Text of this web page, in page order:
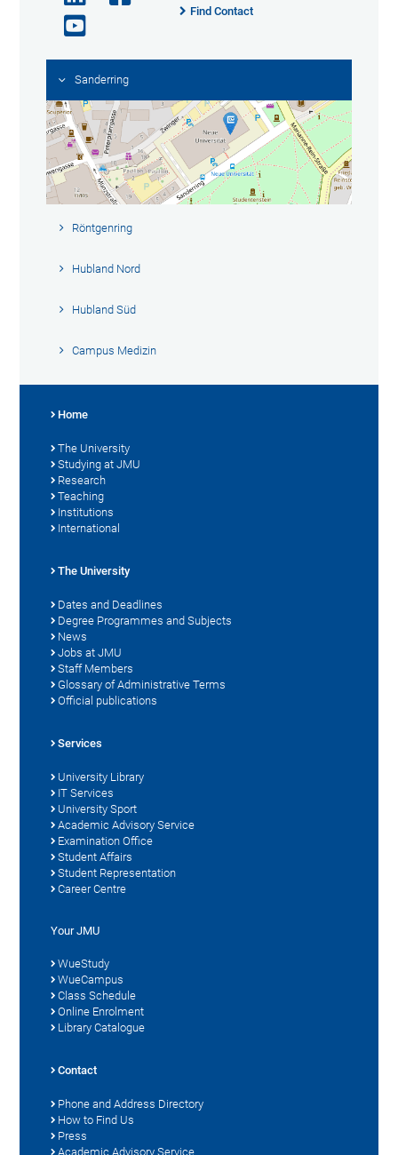
Find Contact
Sanderring
Röntgenring
Hubland Nord
Hubland Süd
Campus Medizin
Home
The University
Studying at JMU
Research
Teaching
Institutions
International
The University
Dates and Deadlines
Degree Programmes and Subjects
News
Jobs at JMU
Staff Members
Glossary of Administrative Terms
Official publications
Services
University Library
IT Services
University Sport
Academic Advisory Service
Examination Office
Student Affairs
Student Representation
Career Centre
Your JMU
WueStudy
WueCampus
Class Schedule
Online Enrolment
Library Catalogue
Contact
Phone and Address Directory
How to Find Us
Press
Academic Advisory Service